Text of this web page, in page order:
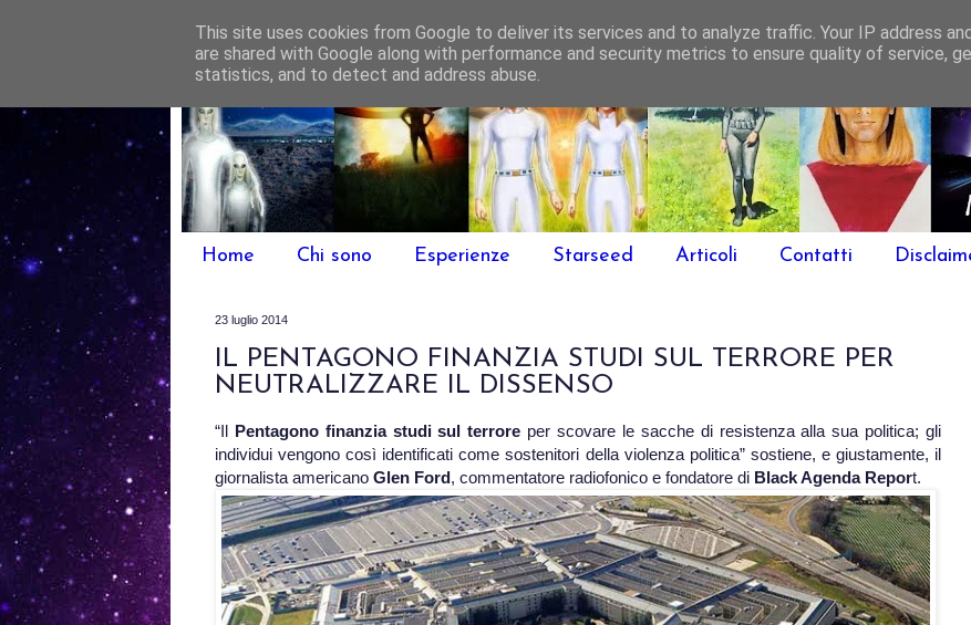
Home Chi sono Esperienze Starseed Articoli Contatti
23 luglio 2014
IL PENTAGONO FINANZIA STUDI SUL TERRORE PER
NEUTRALIZZARE IL DISSENSO
“Il Pentagono finanzia studi sul terrore per scovare le sacche di resistenza alla sua politica; gli
individui vengono così identificati come sostenitori della violenza politica” sostiene, e giustamente, il
giornalista americano Glen Ford, commentatore radiofonico e fondatore di Black Agenda Report.
This site uses cookies from Google to deliver its services and to analyze traffic. Your IP address
are shared with Google along with performance and security metrics to ensure quality of service,
statistics, and to detect and address abuse.